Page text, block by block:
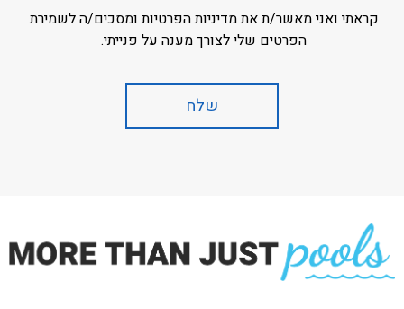
קראתי ואני מאשר/ת את מדיניות הפרטיות ומסכים/ה לשמירת
הפרטים שלי לצורך מענה על פנייתי.